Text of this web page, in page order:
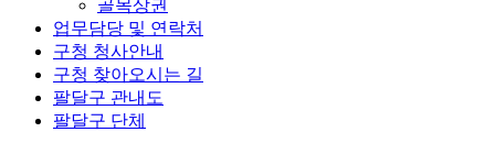
골목상권
업무담당 및 연락처
구청 청사안내
구청 찾아오시는 길
팔달구 관내도
팔달구 단체